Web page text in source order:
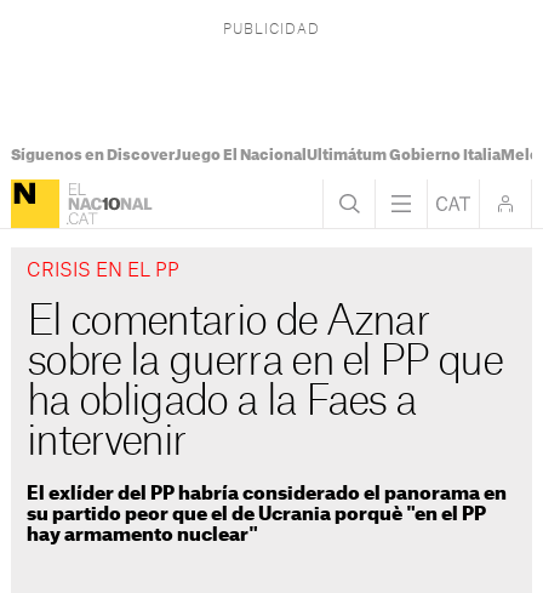
Síguenos en DiscoverJuego El Nacional Ultimátum Gobierno Italia
CRISIS EN EL PP
El comentario de Aznar
sobre la guerra en el PP que
ha obligado a la Faes a
intervenir
El exlíder del PP habría considerado el panorama en
su partido peor que el de Ucrania porquè "en el PP
hay armamento nuclear"